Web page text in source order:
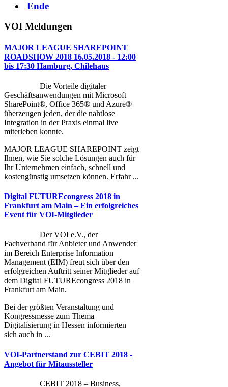
Ende
VOI Meldungen
MAJOR LEAGUE SHAREPOINT
ROADSHOW 2018 16.05.2018 - 12:00
bis 17:30 Hamburg, Chilehaus
Die Vorteile digitaler
Geschäftsanwendungen mit Microsoft
SharePoint®, Office 365® und Azure®
überzeugen jeden, der die nahtlose
Integration in der Praxis einmal live
miterleben konnte.
MAJOR LEAGUE SHAREPOINT zeigt
Ihnen, wie Sie solche Lösungen auch für
Ihr Unternehmen einfach, schnell und
kostengünstig umsetzen können. Erfahr ...
Digital FUTUREcongress 2018 in
Frankfurt am Main – Ein erfolgreiches
Event für VOI-Mitglieder
Der VOI e.V., der
Fachverband für Anbieter und Anwender
im Bereich Enterprise Information
Management (EIM) freut sich über den
erfolgreichen Auftritt seiner Mitglieder auf
dem Digital FUTUREcongress 2018 in
Frankfurt am Main.
Bei der größten Veranstaltung und
Kongressmesse zum Thema
Digitalisierung in Hessen informierten
sich auch in ...
VOI-Partnerstand zur CEBIT 2018 -
Angebot für Mitaussteller
CEBIT 2018 – Business,